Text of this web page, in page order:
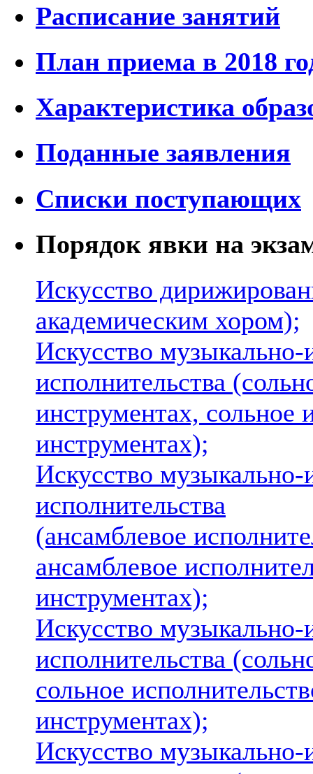
Расписание занятий
План приема в 2018
Характеристика
Поданные заявления
Списки поступающих
Порядок явки на
Искусство
академическим хором);
Искусство музыкально-
исполнительства
инструментах, сольное
инструментах);
Искусство музыкально-
исполнительства
(ансамблевое
ансамблевое
инструментах);
Искусство музыкально-
исполнительства
сольное
инструментах);
Искусство музыкально-